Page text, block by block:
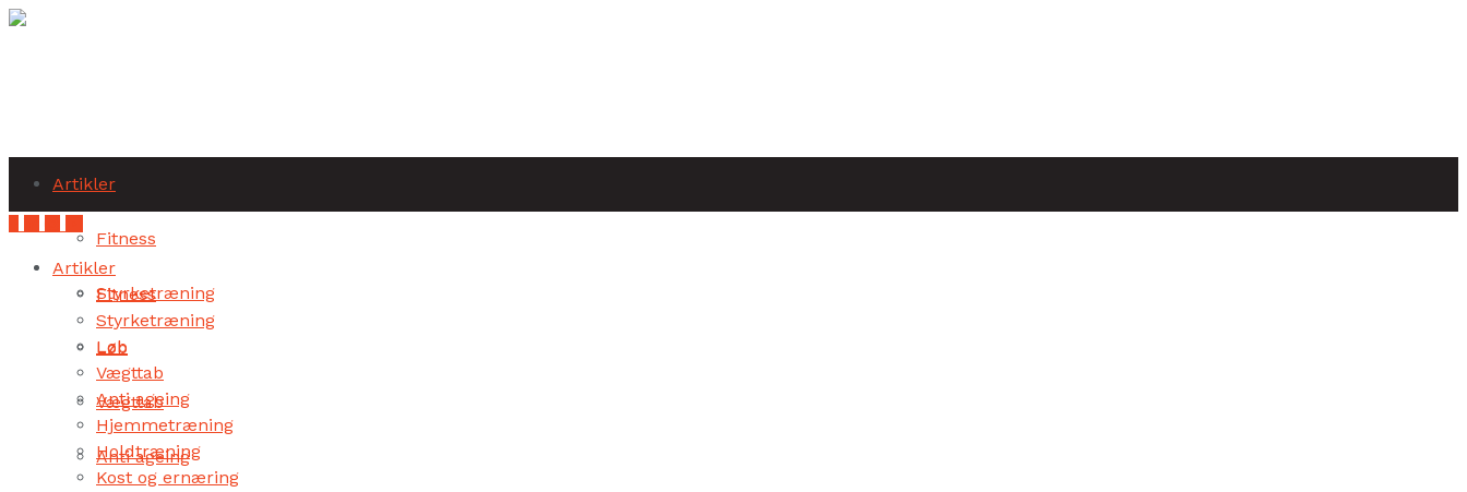
Artikler
Fitness
Styrketræning
Løb
Vægttab
Anti ageing
Artikler
Fitness
Styrketræning
Løb
Vægttab
Anti ageing
Hjemmetræning
Holdtræning
Kost og ernæring